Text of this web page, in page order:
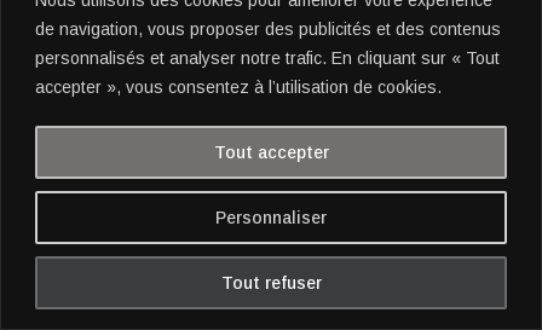
de navigation, vous proposer des publicités et des contenus
personnalisés et analyser notre trafic. En cliquant sur « Tout
accepter », vous consentez à l’utilisation de cookies.
Personnaliser
Tout refuser
Tout accepter
see also : www.kungfumental.org